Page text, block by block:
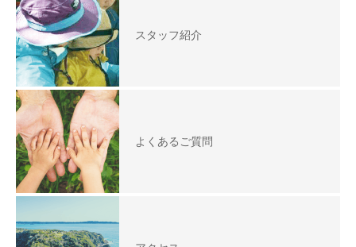
スタッフ紹介
よくあるご質問